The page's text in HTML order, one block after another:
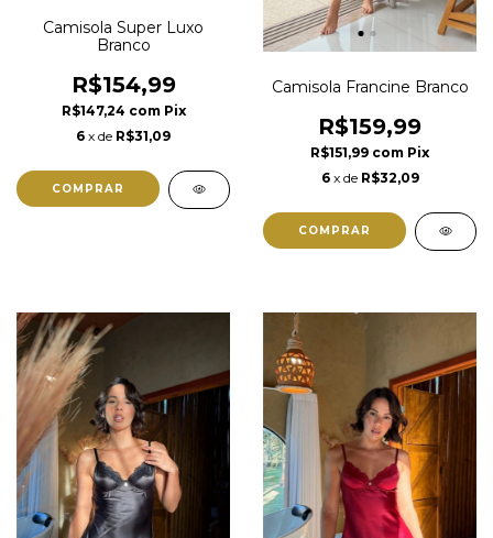
Camisola Super Luxo
Branco
R$154,99
R$147,24 com Pix
6 x de R$31,09
COMPRAR
Camisola Francine Branco
R$159,99
R$151,99 com Pix
6 x de R$32,09
COMPRAR